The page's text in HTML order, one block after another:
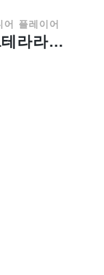
플레이어
테라라…